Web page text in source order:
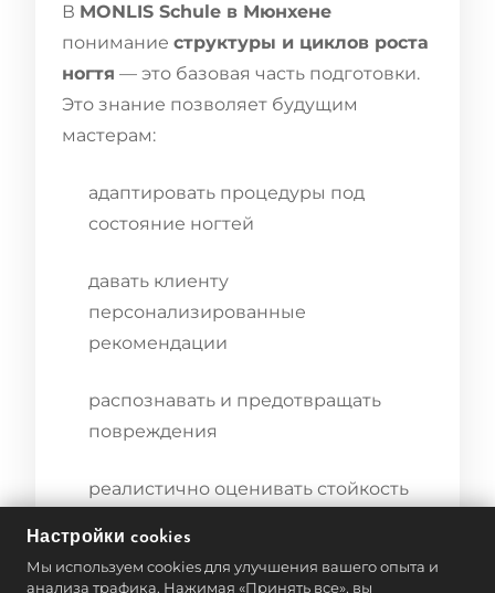
В MONLIS Schule в Мюнхене
понимание структуры и циклов роста
ногтя — это базовая часть подготовки.
Это знание позволяет будущим
мастерам:
адаптировать процедуры под
состояние ногтей
давать клиенту
персонализированные
рекомендации
распознавать и предотвращать
повреждения
реалистично оценивать стойкость
Понимая, как растёт ноготь, мастер
Настройки cookies
Мы используем cookies для улучшения вашего опыта и
анализа трафика. Нажимая «Принять все», вы